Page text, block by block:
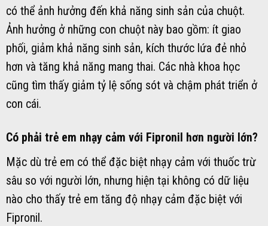
có thể ảnh hưởng đến khả năng sinh sản của chuột.
Ảnh hưởng ở những con chuột này bao gồm: ít giao
phối, giảm khả năng sinh sản, kích thước lứa đẻ nhỏ
hơn và tăng khả năng mang thai. Các nhà khoa học
cũng tìm thấy giảm tỷ lệ sống sót và chậm phát triển ở
con cái.
Có phải trẻ em nhạy cảm với Fipronil hơn người lớn?
Mặc dù trẻ em có thể đặc biệt nhạy cảm với thuốc trừ
sâu so với người lớn, nhưng hiện tại không có dữ liệu
nào cho thấy trẻ em tăng độ nhạy cảm đặc biệt với
Fipronil.